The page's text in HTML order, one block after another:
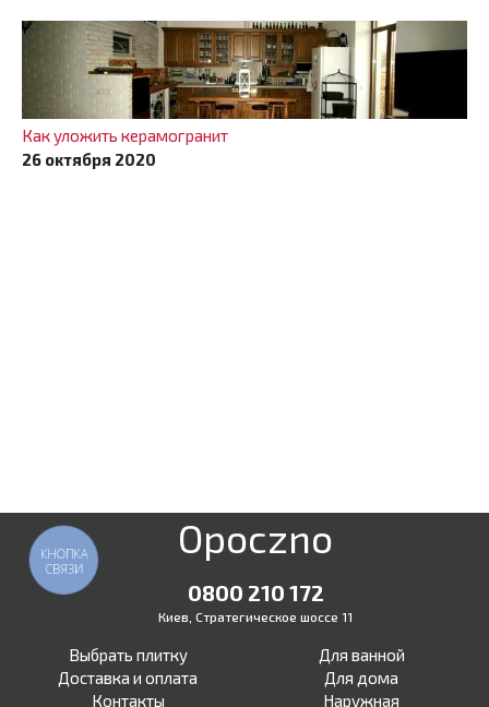
Как уложить керамогранит
26 октября 2020
Opoczno
0800 210 172
Киев, Стратегическое шоссе 11
Выбрать плитку
Доставка и оплата
Контакты
Для ванной
Для дома
Наружная
КНОПКА
СВЯЗИ